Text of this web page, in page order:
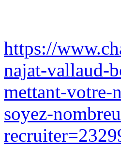
https://
najat-vallaud-
mettant-
soyez-